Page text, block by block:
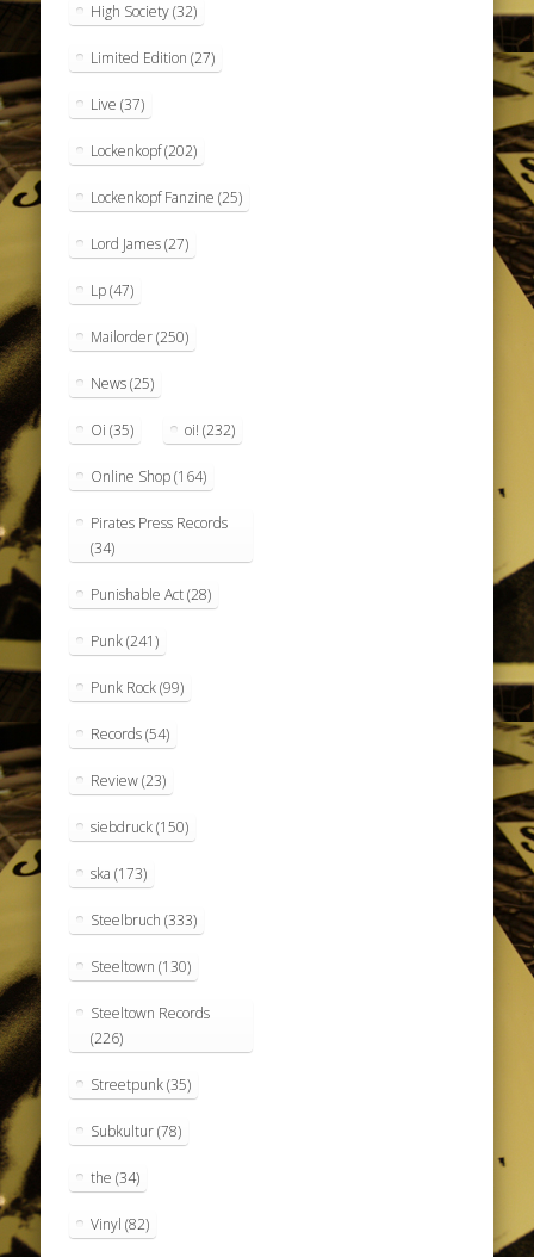
High Society(32)
Limited Edition (27)
Live (37)
Lockenkopf(202)
Lockenkopf Fanzine (25)
Lord James(27)
Lp(47)
Mailorder(250)
News(25)
Oi (35) oi! (232)
Online Shop(164)
Pirates Press Records
(34)
Punishable Act(28)
Punk(241)
Punk Rock(99)
Records(54)
Review(23)
siebdruck(150)
ska (173)
Steelbruch (333)
Steeltown (130)
Steeltown Records
(226)
Streetpunk(35)
Subkultur(78)
the (34)
Vinyl (82)